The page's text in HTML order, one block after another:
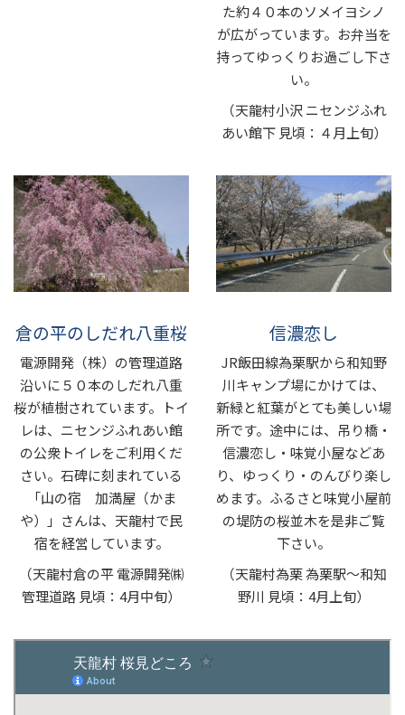
た約４０本のソメイヨシノ
が広がっています。お弁当を
持ってゆっくりお過ごし下さ
い。
（天龍村小沢 ニセンジふれ
あい館下 見頃：４月上旬）
倉の平のしだれ八重桜
電源開発（株）の管理道路
沿いに５０本のしだれ八重
桜が植樹されています。トイ
レは、ニセンジふれあい館
の公衆トイレをご利用くだ
さい。石碑に刻まれている
「山の宿 加満屋（かま
や）」さんは、天龍村で民
宿を経営しています。
（天龍村倉の平 電源開発㈱
管理道路 見頃：4月中旬）
信濃恋し
JR飯田線為栗駅から和知野
川キャンプ場にかけては、
新緑と紅葉がとても美しい場
所です。途中には、吊り橋・
信濃恋し・味覚小屋などあ
り、ゆっくり・のんびり楽し
めます。ふるさと味覚小屋前
の堤防の桜並木を是非ご覧
下さい。
（天龍村為栗 為栗駅～和知
野川 見頃：4月上旬）